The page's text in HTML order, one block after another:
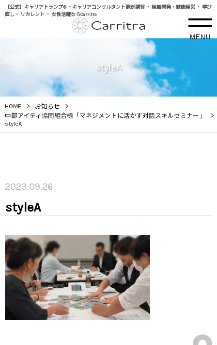
【公式】キャリアトランプ® ・キャリアコンサルタント更新講習 ・ 組織開発・健康経営 ・ 学び
直し・ リカレント ・ 女性活躍ならCarritra
MENU
styleA
HOME > お知らせ >
中部アイティ協同組合様「マネジメントに活かす対話スキルセミナー」 >
styleA
2023.09.26
styleA